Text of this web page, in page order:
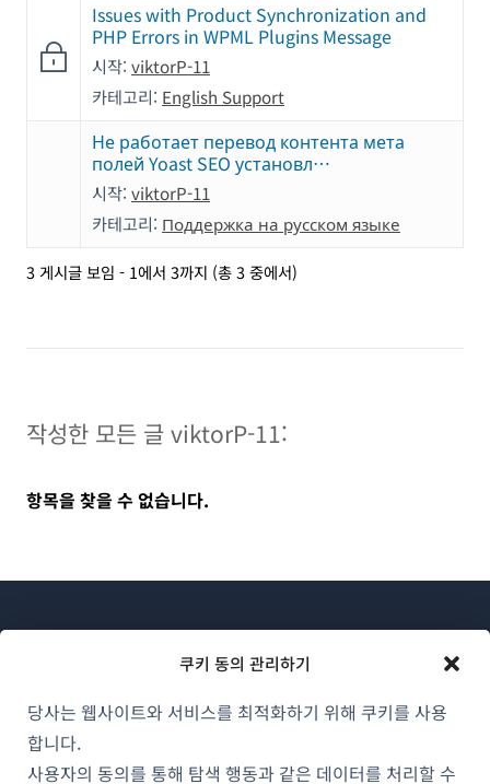
쿠키 동의 관리하기
당사는 웹사이트와 서비스를 최적화하기 위해 쿠키를 사용
합니다.
사용자의 동의를 통해 탐색 행동과 같은 데이터를 처리할 수
Issues with Product Synchronization and
PHP Errors in WPML Plugins Message
시작: viktorP-11
카테고리: English Support
Не работает перевод контента мета
полей Yoast SEO установл…
시작: viktorP-11
카테고리: Поддержка на русском языке
3 게시글 보임 - 1에서 3까지 (총 3 중에서)
작성한 모든 글 viktorP-11:
항목을 찾을 수 없습니다.
WPML 소개
GDPR 및 개인정보 처리방침